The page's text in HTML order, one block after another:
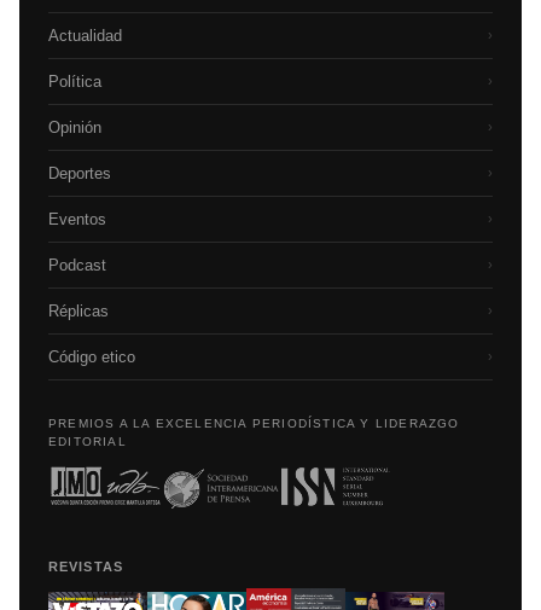
Actualidad ›
Política ›
Opinión ›
Deportes ›
Eventos ›
Podcast ›
Réplicas ›
Código etico ›
PREMIOS A LA EXCELENCIA PERIODÍSTICA Y LIDERAZGO
EDITORIAL
REVISTAS